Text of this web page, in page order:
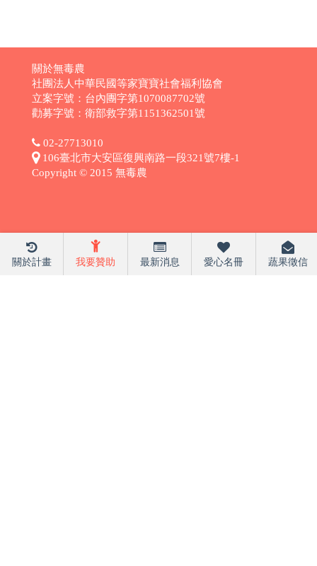
關於計畫 我要贊助 最新消息 愛心名冊 蔬果徵信
關於無毒農
社團法人中華民國等家寶寶社會福利協會
立案字號：台內團字第1070087702號
勸募字號：衛部救字第1151362501號
02-27713010
106臺北市大安區復興南路一段321號7樓-1
Copyright © 2015 無毒農